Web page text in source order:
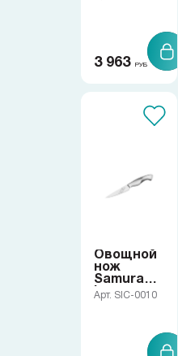
Ножи по видам
Ножи по назначению
Аксессуары
Подарочные карты
Спецпредложения и
3 963 РУБ
Овощной
нож
Samura
Ice
Арт. SIC-0010